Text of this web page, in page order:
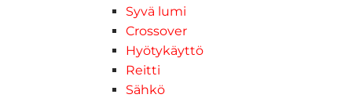
Syvä lumi
Crossover
Hyötykäyttö
Reitti
Sähkö